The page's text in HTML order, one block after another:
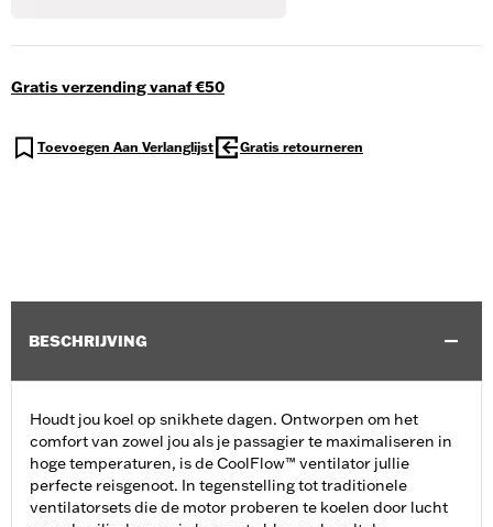
Gratis verzending vanaf €50
Toevoegen Aan Verlanglijst Gratis retourneren
BESCHRIJVING
Houdt jou koel op snikhete dagen. Ontworpen om het
comfort van zowel jou als je passagier te maximaliseren in
hoge temperaturen, is de CoolFlow™ ventilator jullie
perfecte reisgenoot. In tegenstelling tot traditionele
ventilatorsets die de motor proberen te koelen door lucht